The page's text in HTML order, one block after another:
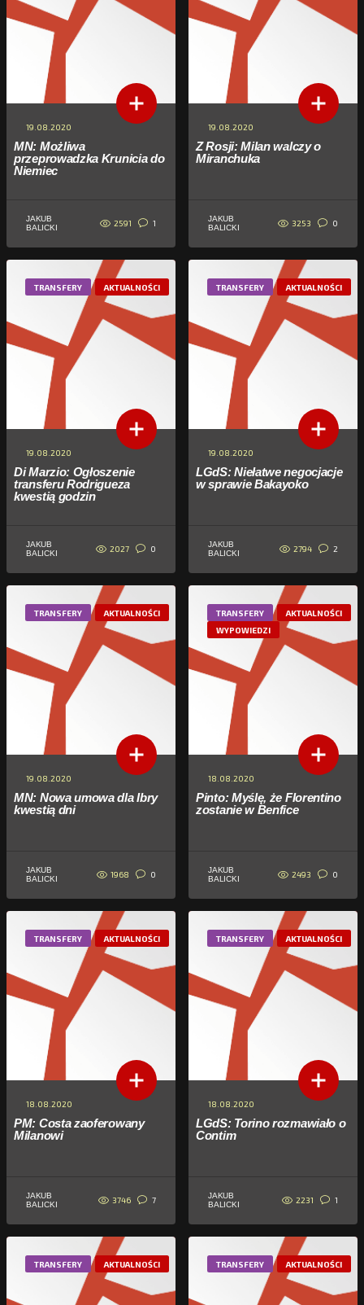
19.08.2020
MN: Możliwa
przeprowadzka Krunicia do
Niemiec
JAKUB
BALICKI
2591 1
19.08.2020
Z Rosji: Milan walczy o
Miranchuka
JAKUB
BALICKI
3253 0
TRANSFERY AKTUALNOŚCI
19.08.2020
Di Marzio: Ogłoszenie
transferu Rodrigueza
kwestią godzin
JAKUB
BALICKI
2027 0
TRANSFERY AKTUALNOŚCI
19.08.2020
LGdS: Niełatwe negocjacje
w sprawie Bakayoko
JAKUB
BALICKI
2794 2
TRANSFERY AKTUALNOŚCI
19.08.2020
MN: Nowa umowa dla Ibry
kwestią dni
JAKUB
BALICKI
1968 0
TRANSFERY
AKTUALNOŚCI
WYPOWIEDZI
18.08.2020
Pinto: Myślę, że Florentino
zostanie w Benfice
JAKUB
BALICKI
2493 0
TRANSFERY AKTUALNOŚCI
18.08.2020
PM: Costa zaoferowany
Milanowi
JAKUB
BALICKI
3746 7
TRANSFERY AKTUALNOŚCI
18.08.2020
LGdS: Torino rozmawiało o
Contim
JAKUB
BALICKI
2231 1
TRANSFERY AKTUALNOŚCI TRANSFERY AKTUALNOŚCI